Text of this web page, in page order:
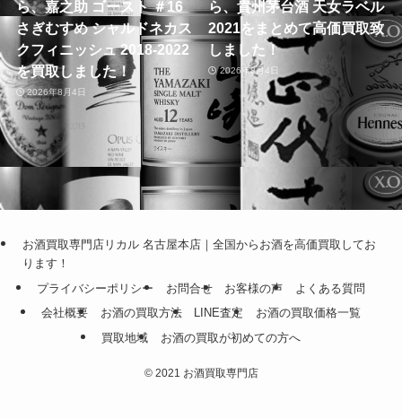
ら、嘉之助 ゴースト ＃16
さぎむすめ シャルドネカス
クフィニッシュ 2018-2022
を買取しました！
2026年8月4日
ら、貴州茅台酒 天女ラベル
2021をまとめて高価買取致
しました！
2026年8月4日
お酒買取専門店リカル 名古屋本店｜全国からお酒を高価買取してお
ります！
プライバシーポリシー
お問合せ お客様の声
よくある質問
会社概要
お酒の買取方法 LINE査定
お酒の買取価格一覧
買取地域
お酒の買取が初めての方へ
©2021 お酒買取専門店